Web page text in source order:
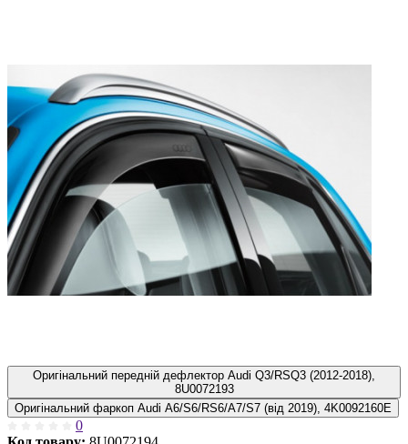
Оригінальний передній дефлектор Audi Q3/RSQ3 (2012-2018),
8U0072193
Оригінальний фаркоп Audi A6/S6/RS6/A7/S7 (від 2019), 4K0092160E
0